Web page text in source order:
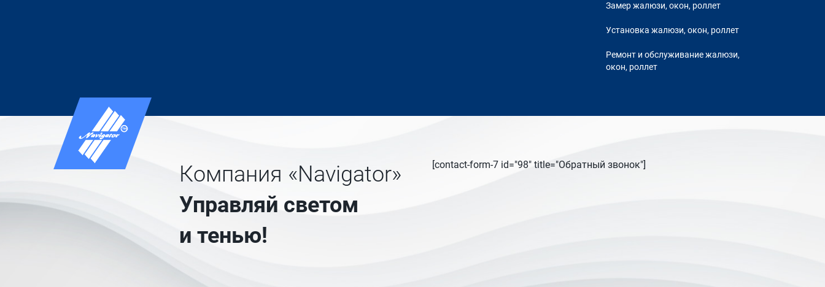
Замер жалюзи, окон, роллет
Установка жалюзи, окон, роллет
Ремонт и обслуживание жалюзи,
окон, роллет
Компания «Navigator»
Управляй светом
и тенью!
[contact-form-7 id="98" title="Обратный звонок"]